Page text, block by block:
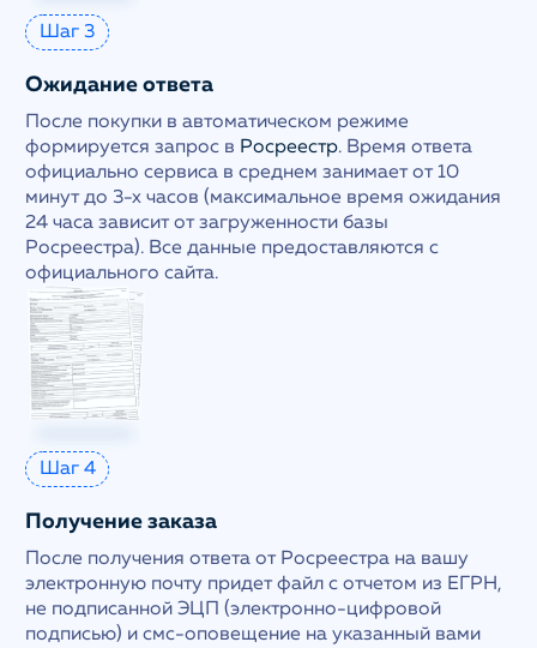
Шаг 3
Ожидание ответа
После покупки в автоматическом режиме
формируется запрос в Росреестр. Время ответа
официально сервиса в среднем занимает от 10
минут до 3-х часов (максимальное время ожидания
24 часа зависит от загруженности базы
Росреестра). Все данные предоставляются с
официального сайта.
Шаг 4
Получение заказа
После получения ответа от Росреестра на вашу
электронную почту придет файл с отчетом из ЕГРН,
не подписанной ЭЦП (электронно-цифровой
подписью) и смс-оповещение на указанный вами